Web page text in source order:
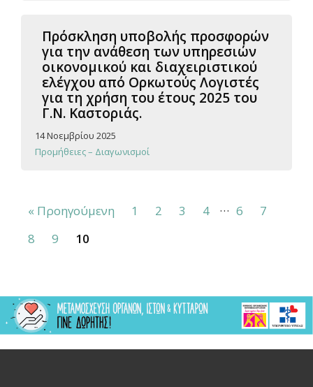
Πρόσκληση υποβολής προσφορών
για την ανάθεση των υπηρεσιών
οικονομικού και διαχειριστικού
ελέγχου από Ορκωτούς Λογιστές
για τη χρήση του έτους 2025 του
Γ.Ν. Καστοριάς.
14 Νοεμβρίου 2025
Προμήθειες – Διαγωνισμοί
« Προηγούμενη 1 2 3 4 … 6
7
8
9 10